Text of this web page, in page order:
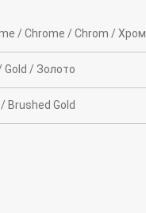
/ Chrome / Chrom / Xром
Gold / Золото
Brushed Gold